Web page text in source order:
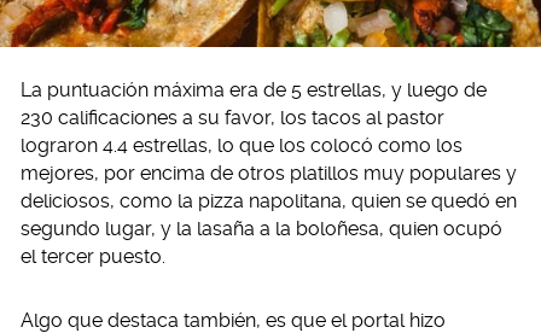
La puntuación máxima era de 5 estrellas, y luego de
230 calificaciones a su favor, los tacos al pastor
lograron 4.4 estrellas, lo que los colocó como los
mejores, por encima de otros platillos muy populares y
deliciosos, como la pizza napolitana, quien se quedó en
segundo lugar, y la lasaña a la boloñesa, quien ocupó
el tercer puesto.
Algo que destaca también, es que el portal hizo